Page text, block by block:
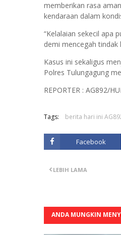
memberikan rasa
kendaraan dalam
“Kelalaian sekecil apa
demi mencegah tindak
Kasus ini sekaligus
Polres Tulungagung
REPORTER : AG892/
Tags: berita hari ini
Facebook
LEBIH LAMA
ANDA MUNGKIN